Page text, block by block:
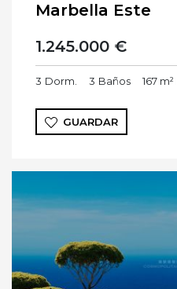
Marbella Este
1.245.000 €
3 Dorm. 3 Baños 167 m²
GUARDAR